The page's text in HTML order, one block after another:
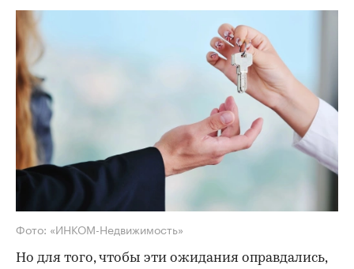
Фото: «ИНКОМ-Недвижимость»
Но для того, чтобы эти ожидания оправдались,